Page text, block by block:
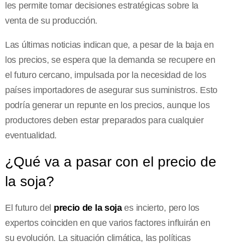
les permite tomar decisiones estratégicas sobre la
venta de su producción.
Las últimas noticias indican que, a pesar de la baja en
los precios, se espera que la demanda se recupere en
el futuro cercano, impulsada por la necesidad de los
países importadores de asegurar sus suministros. Esto
podría generar un repunte en los precios, aunque los
productores deben estar preparados para cualquier
eventualidad.
¿Qué va a pasar con el precio de
la soja?
El futuro del precio de la sojaes incierto, pero los
expertos coinciden en que varios factores influirán en
su evolución. La situación climática, las políticas